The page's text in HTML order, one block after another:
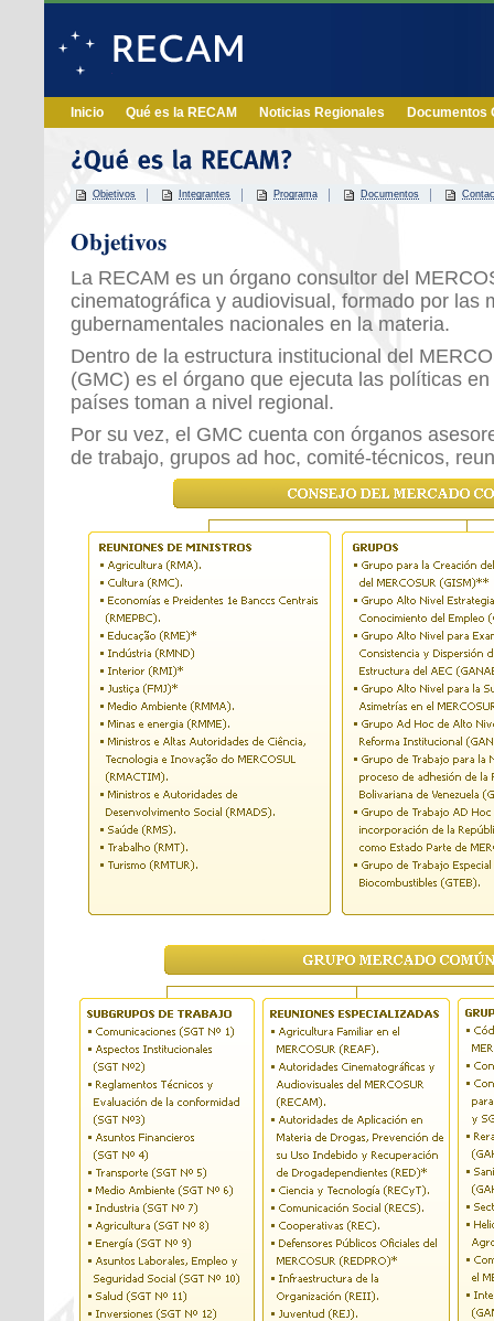
Inicio Qué es la RECAM Noticias Regionales Documentos
Objetivos Integrantes Programa Documentos
Objetivos
La RECAM es un órgano consultor del
cinematográfica y audiovisual, formado por las
gubernamentales nacionales en la materia.
Dentro de la estructura institucional del
(GMC) es el órgano que ejecuta las políticas
países toman a nivel regional.
Por su vez, el GMC cuenta con órganos
de trabajo, grupos ad hoc, comité-técnicos,